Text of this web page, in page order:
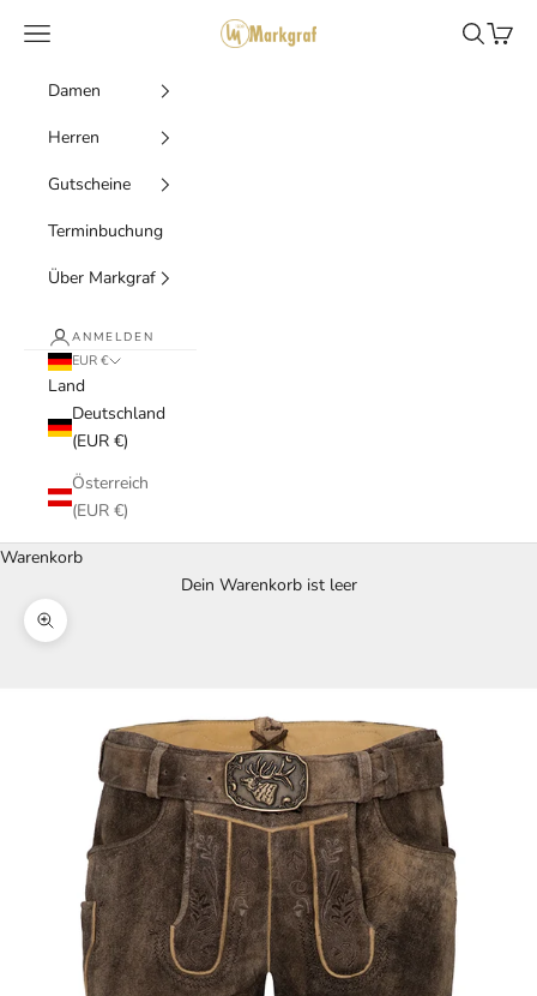
Markgraf Trachten
Menü Suchen
Damen
Herren
Gutscheine
Terminbuchung
Über Markgraf
ANMELDEN
EUR €
Land
Deutschland
(EUR €)
Österreich
(EUR €)
Warenkorb
Dein Warenkorb ist leer
Bild vergrößern